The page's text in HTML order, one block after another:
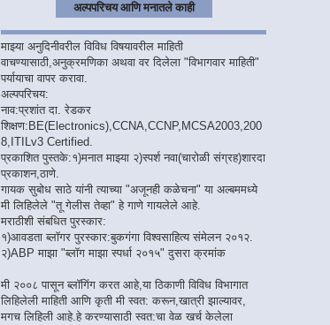
अल्पपरिचय आणि मनातले काही
माझ्या अनुदिनीवरील विविध विषयावरील माहिती
वाचण्यासाठी,अनुक्रमणिका अथवा वर दिलेला "विभागवार माहिती"
पर्यायाचा वापर करावा.
अल्पपरिचय:
नाव:प्रशांत दा. रेडकर
शिक्षण:BE(Electronics),CCNA,CCNP,MCSA2003,200
8,ITILv3 Certified.
प्रकाशित पुस्तके:१)मनात माझ्या २)स्पर्श नवा(चारोळी संग्रह)शारदा
प्रकाशन,ठाणे.
गायक सुबोध साठे यांनी त्याच्या "अजूनही कळेचना" या अल्बममध्ये
मी लिहिलेले "तू गेलीस तेव्हा" हे गाणे गायलेले आहे.
मराठीशी संबधित पुरस्कार:
१)आवडता ब्लॉगर पुरस्कार:बुकगंगा विश्वसाहित्य संमेलन २०१२.
२)ABP माझा "ब्लॉग माझा स्पर्धा २०१५" दुसरा क्रमांक
मी २००८ पासून ब्लॉगिंग करत आहे,या ठिकाणी विविध विभागात
लिहिलेली माहिती आणि कृती मी स्वत: करून,खात्री झाल्यावर,
मगच लिहिली आहे.हे करण्यासाठी स्वत:चा वेळ खर्च केलेला